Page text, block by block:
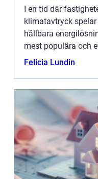
I en tid där
klimatavtryck
hållbara
mest populära och
värmepumpar för...
Felicia Lundin